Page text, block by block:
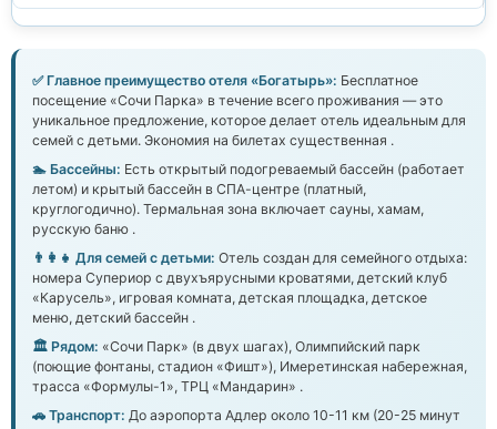
✅ Главное преимущество отеля «Богатырь»: Бесплатное
посещение «Сочи Парка» в течение всего проживания — это
уникальное предложение, которое делает отель идеальным для
семей с детьми. Экономия на билетах существенная .
🏊 Бассейны: Есть открытый подогреваемый бассейн (работает
летом) и крытый бассейн в СПА-центре (платный,
круглогодично). Термальная зона включает сауны, хамам,
русскую баню .
👨‍👩‍👧 Для семей с детьми: Отель создан для семейного отдыха:
номера Супериор с двухъярусными кроватями, детский клуб
«Карусель», игровая комната, детская площадка, детское
меню, детский бассейн .
🏛️ Рядом: «Сочи Парк» (в двух шагах), Олимпийский парк
(поющие фонтаны, стадион «Фишт»), Имеретинская набережная,
трасса «Формулы-1», ТРЦ «Мандарин» .
🚗 Транспорт: До аэропорта Адлер около 10-11 км (20-25 минут